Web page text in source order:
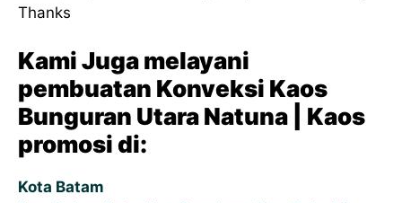
Thanks
Kami Juga melayani
pembuatan Konveksi Kaos
Bunguran Utara Natuna | Kaos
promosi di:
Kota Batam